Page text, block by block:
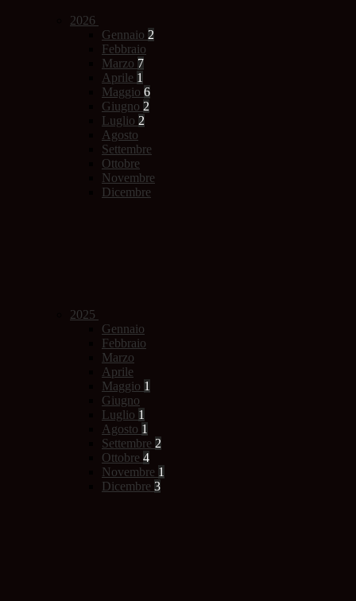
2026
Gennaio 2
Febbraio
Marzo 7
Aprile 1
Maggio 6
Giugno 2
Luglio 2
Agosto
Settembre
Ottobre
Novembre
Dicembre
2025
Gennaio
Febbraio
Marzo
Aprile
Maggio 1
Giugno
Luglio 1
Agosto 1
Settembre 2
Ottobre 4
Novembre 1
Dicembre 3